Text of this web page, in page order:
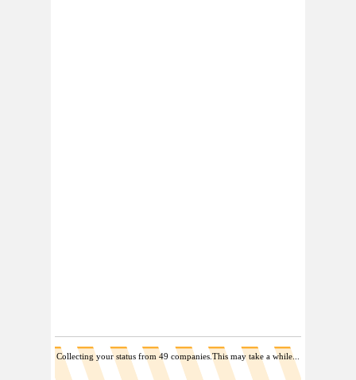
Collecting your status from 32 companies.This may take a while...